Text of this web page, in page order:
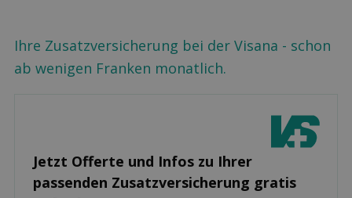
Ihre Zusatzversicherung bei der Visana - schon
ab wenigen Franken monatlich.
Jetzt Offerte und Infos zu Ihrer
passenden Zusatz­versicherung gratis